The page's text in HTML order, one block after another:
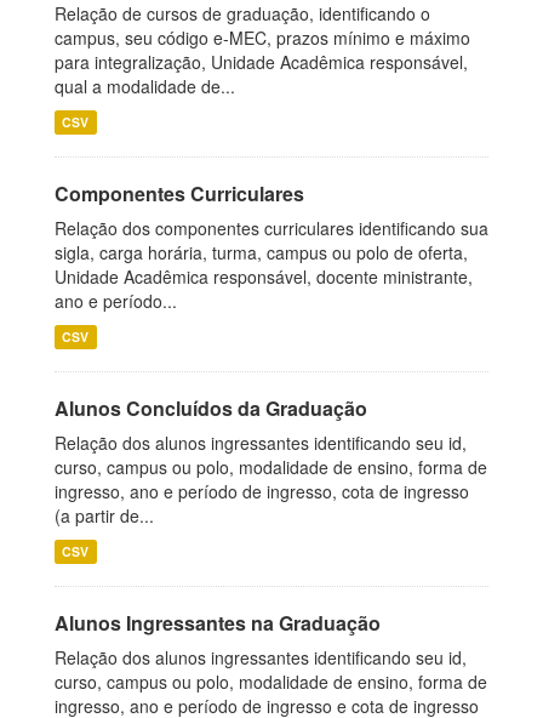
Relação de cursos de graduação, identificando o
campus, seu código e-MEC, prazos mínimo e máximo
para integralização, Unidade Acadêmica responsável,
qual a modalidade de...
CSV
Componentes Curriculares
Relação dos componentes curriculares identificando sua
sigla, carga horária, turma, campus ou polo de oferta,
Unidade Acadêmica responsável, docente ministrante,
ano e período...
CSV
Alunos Concluídos da Graduação
Relação dos alunos ingressantes identificando seu id,
curso, campus ou polo, modalidade de ensino, forma de
ingresso, ano e período de ingresso, cota de ingresso
(a partir de...
CSV
Alunos Ingressantes na Graduação
Relação dos alunos ingressantes identificando seu id,
curso, campus ou polo, modalidade de ensino, forma de
ingresso, ano e período de ingresso e cota de ingresso